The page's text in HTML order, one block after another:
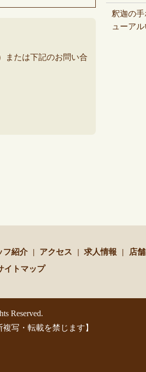
または下記のお問い合
釈迦の
ューア
フ紹介 アクセス 求人情報 店
イトマップ
Reserved.
写・転載を禁じます】